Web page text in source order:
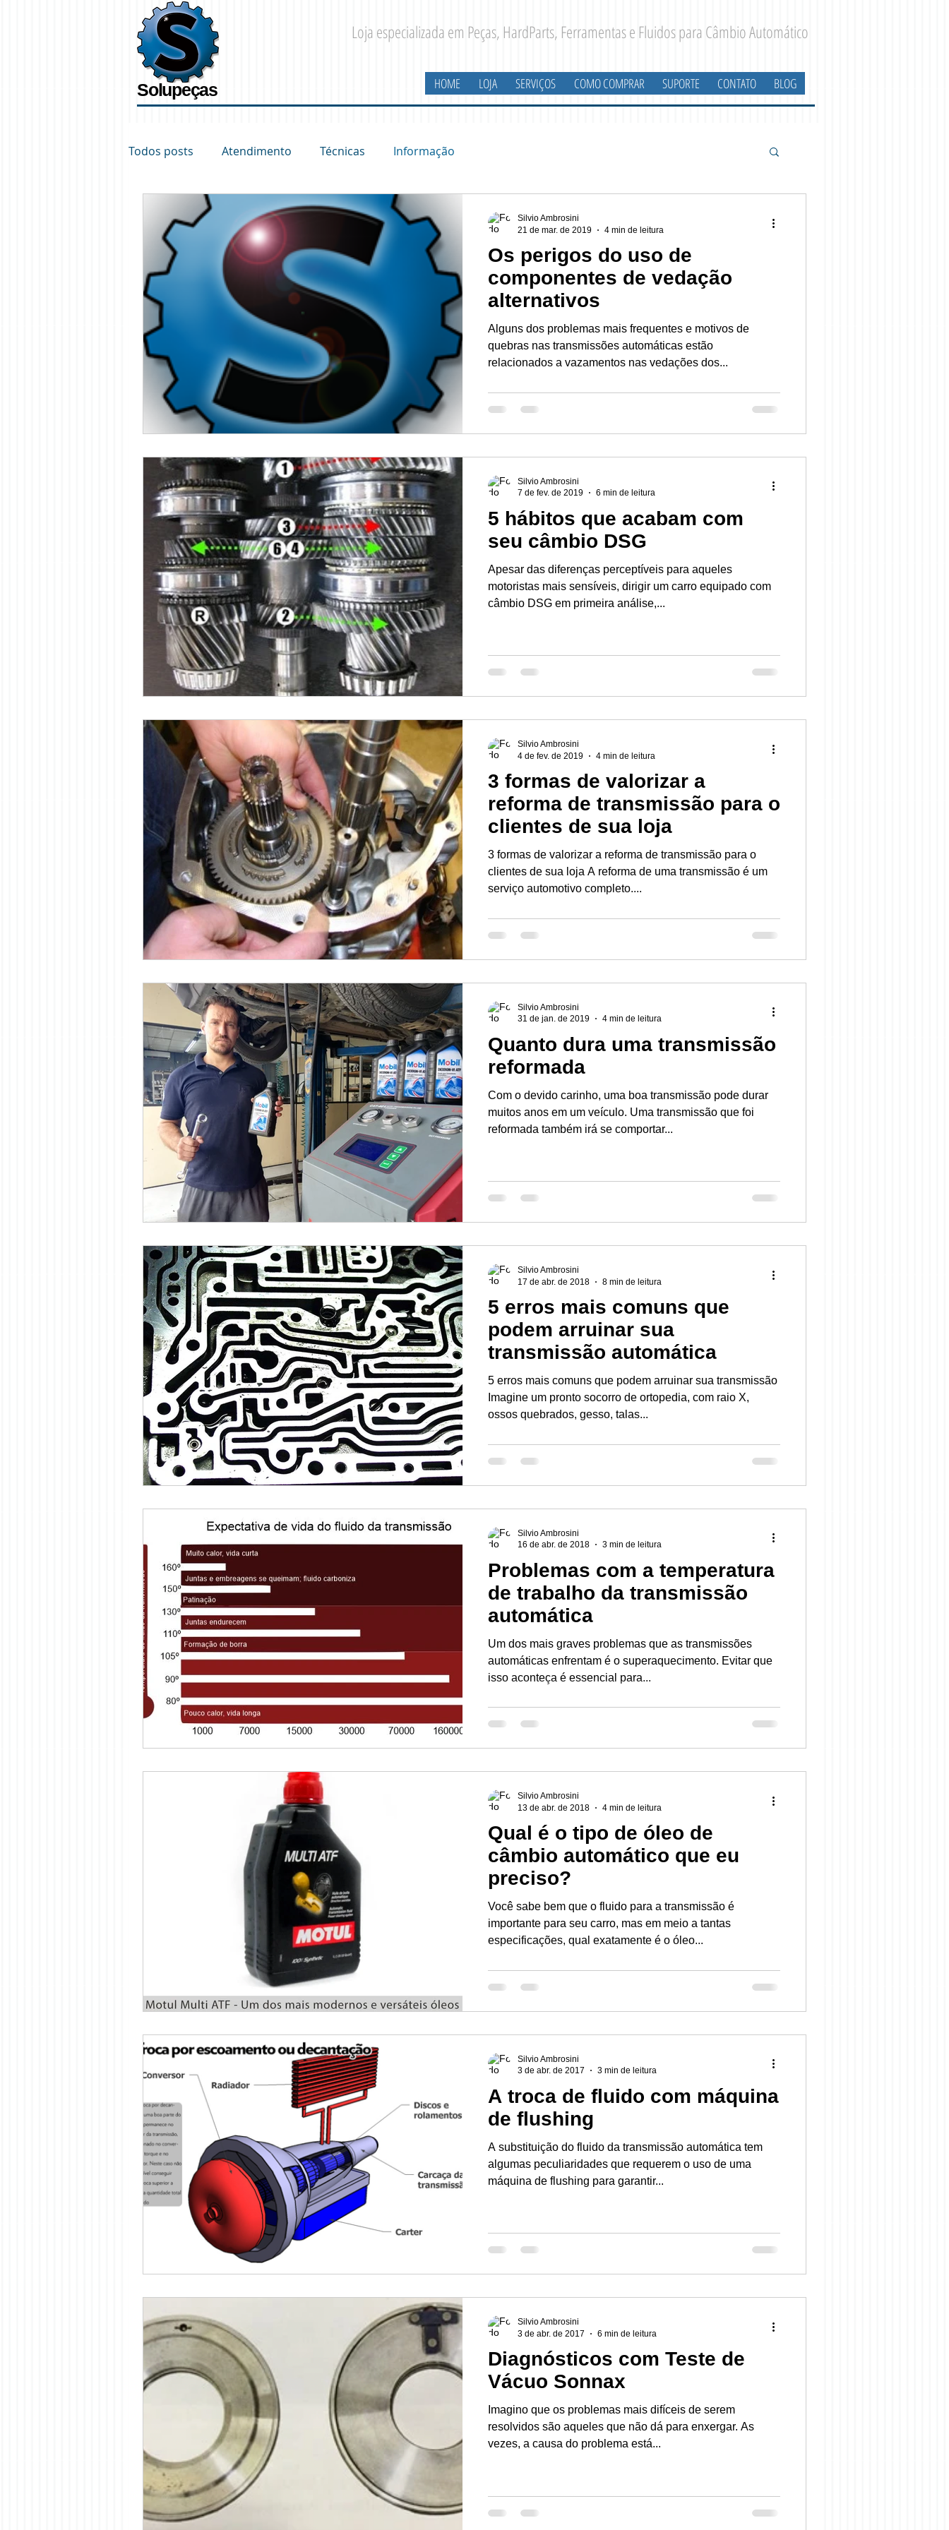
Solupeças
Loja especializada em Peças, HardParts, Ferramentas e Fluidos para Câmbio Automático
HOME LOJA SERVIÇOS COMO COMPRAR SUPORTE CONTATO BLOG
Todos posts Atendimento Técnicas Informação
Os perigos do uso de
componentes de vedação
alternativos
Alguns dos problemas mais frequentes e motivos de
quebras nas transmissões automáticas estão
relacionados a vazamentos nas vedações dos...
Silvio Ambrosini
21 de mar. de 2019
4 min de leitura
5 hábitos que acabam com
seu câmbio DSG
Apesar das diferenças perceptíveis para aqueles
motoristas mais sensíveis, dirigir um carro equipado com
câmbio DSG em primeira análise,...
Silvio Ambrosini
7 de fev. de 2019
6 min de leitura
3 formas de valorizar a
reforma de transmissão para o
clientes de sua loja
3 formas de valorizar a reforma de transmissão para o
clientes de sua loja A reforma de uma transmissão é um
serviço automotivo completo....
Silvio Ambrosini
4 de fev. de 2019
4 min de leitura
Quanto dura uma transmissão
reformada
Com o devido carinho, uma boa transmissão pode durar
muitos anos em um veículo. Uma transmissão que foi
reformada também irá se comportar...
Silvio Ambrosini
31 de jan. de 2019
4 min de leitura
5 erros mais comuns que
podem arruinar sua
transmissão automática
5 erros mais comuns que podem arruinar sua transmissão
Imagine um pronto socorro de ortopedia, com raio X,
ossos quebrados, gesso, talas...
Silvio Ambrosini
17 de abr. de 2018
8 min de leitura
Problemas com a temperatura
de trabalho da transmissão
automática
Um dos mais graves problemas que as transmissões
automáticas enfrentam é o superaquecimento. Evitar que
isso aconteça é essencial para...
Silvio Ambrosini
16 de abr. de 2018
3 min de leitura
Qual é o tipo de óleo de
câmbio automático que eu
preciso?
Você sabe bem que o fluido para a transmissão é
importante para seu carro, mas em meio a tantas
especificações, qual exatamente é o óleo...
Silvio Ambrosini
13 de abr. de 2018
4 min de leitura
A troca de fluido com máquina
de flushing
A substituição do fluido da transmissão automática tem
algumas peculiaridades que requerem o uso de uma
máquina de flushing para garantir...
Silvio Ambrosini
3 de abr. de 2017
3 min de leitura
Diagnósticos com Teste de
Vácuo Sonnax
Imagino que os problemas mais difíceis de serem
resolvidos são aqueles que não dá para enxergar. As
vezes, a causa do problema está...
Silvio Ambrosini
3 de abr. de 2017
6 min de leitura